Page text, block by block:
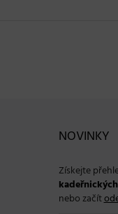
NOVINKY
Získejte
nebo začít